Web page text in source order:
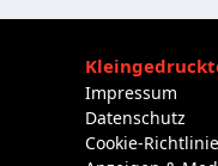
Impressum
Datenschutz
Cookie-Richtlinie